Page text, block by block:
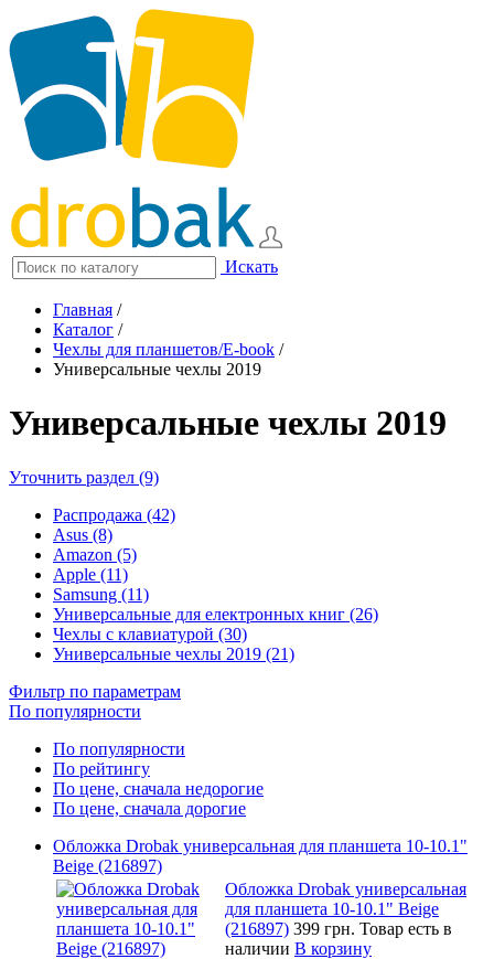
Искать
Главная /
Каталог /
Чехлы для планшетов/E-book /
Универсальные чехлы 2019
Универсальные чехлы 2019
Уточнить раздел (9)
Распродажа (42)
Asus (8)
Amazon (5)
Apple (11)
Samsung (11)
Универсальные для електронных книг (26)
Чехлы с клавиатурой (30)
Универсальные чехлы 2019 (21)
Фильтр по параметрам
По популярности
По популярности
По рейтингу
По цене, сначала недорогие
По цене, сначала дорогие
Обложка Drobak универсальная для планшета 10-10.1"
Beige (216897)
Обложка Drobak универсальная
для планшета 10-10.1" Beige
(216897) 399 грн. Товар есть в
наличии В корзину